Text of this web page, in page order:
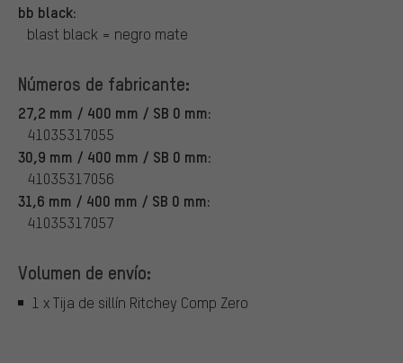
bb black:
blast black = negro mate
Números de fabricante:
27,2 mm / 400 mm / SB 0 mm:
41035317055
30,9 mm / 400 mm / SB 0 mm:
41035317056
31,6 mm / 400 mm / SB 0 mm:
41035317057
Volumen de envío:
1 x Tija de sillín Ritchey Comp Zero